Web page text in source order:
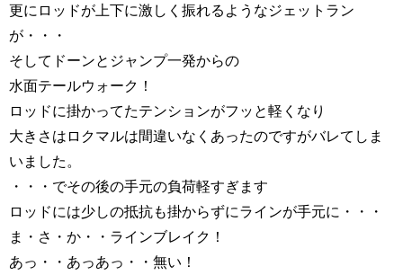
更にロッドが上下に激しく振れるようなジェットラン
が・・・
そしてドーンとジャンプ一発からの
水面テールウォーク！
ロッドに掛かってたテンションがフッと軽くなり
大きさはロクマルは間違いなくあったのですがバレてしま
いました。
・・・でその後の手元の負荷軽すぎます
ロッドには少しの抵抗も掛からずにラインが手元に・・・
ま・さ・か・・ラインブレイク！
あっ・・あっあっ・・無い！